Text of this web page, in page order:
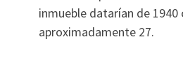
inmueble datarían de 1940
aproximadamente 27.